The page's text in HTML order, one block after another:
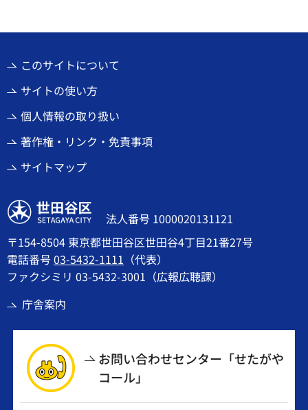
このサイトについて
サイトの使い方
個人情報の取り扱い
著作権・リンク・免責事項
サイトマップ
世田谷区
法人番号 1000020131121
〒154-8504 東京都世田谷区世田谷4丁目21番27号
電話番号03-5432-1111 （代表）
ファクシミリ 03-5432-3001（広報広聴課）
庁舎案内
お問い合わせセンター「せたがや
コール」